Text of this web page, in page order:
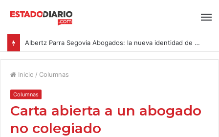
Albertz Parra Segovia Abogados: la nueva identidad de Segovia Consulting
Inicio / Columnas
Columnas
Carta abierta a un abogado
no colegiado